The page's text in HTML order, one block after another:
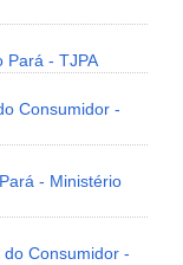
Pará - TJPA
Consumidor -
- Ministério
Consumidor -